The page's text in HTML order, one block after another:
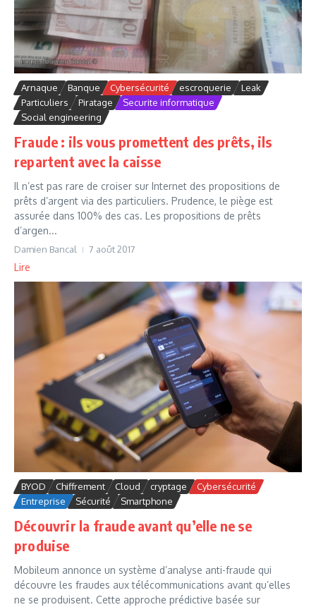
Arnaque Banque Cybersécurité escroquerie
Leak
Particuliers
Piratage
Securite informatique
Social engineering
Fraude : ils vous promettent des prêts, ils
repartent avec la caisse
Il n’est pas rare de croiser sur Internet des propositions de
prêts d’argent via des particuliers. Prudence, le piège est
assurée dans 100% des cas. Les propositions de prêts
d’argen...
Damien Bancal 7 août 2017
Lire
BYOD Chiffrement Cloud cryptage
Cybersécurité
Entreprise
Sécurité Smartphone
Découvrir la fraude avant qu’elle ne se
produise
Mobileum annonce un système d’analyse anti-fraude qui
découvre les fraudes aux télécommunications avant qu’elles
ne se produisent. Cette approche prédictive basée sur